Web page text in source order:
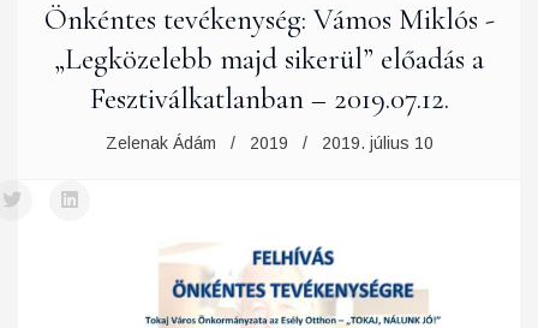
Önkéntes tevékenység: Vámos Miklós -
„Legközelebb majd sikerül” előadás a
Fesztiválkatlanban – 2019.07.12.
Zelenak Ádám 2019 2019. július 10